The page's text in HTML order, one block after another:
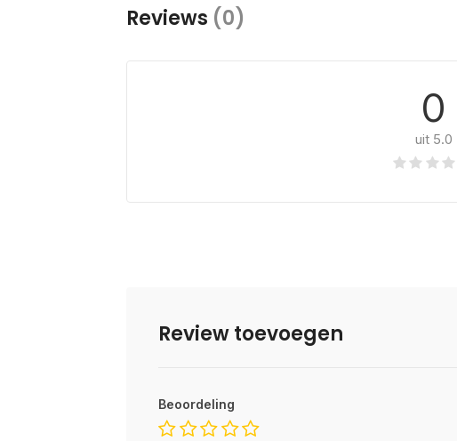
Reviews (0)
0
uit 5.0
Review toevoegen
Beoordeling